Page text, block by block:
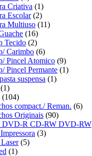
Criativa (1)
Escolar (2)
Multiuso (11)
(16)
Tecido (2)
Carimbo (6)
Pincel Atomico (9)
Pincel Permante (1)
suspensa (1)
(1)
(104)
compact./ Reman. (6)
Originais (90)
DVD-R CD-RW DVD-RW
(3)
(5)
(1)